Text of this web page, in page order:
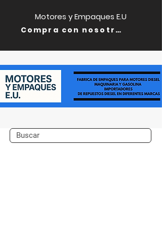
Motores y Empaques E.U
Compra con nosotros